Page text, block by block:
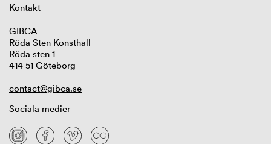
Kontakt
GIBCA
Röda Sten Konsthall
Röda sten 1
414 51 Göteborg
contact@gibca.se
Sociala medier